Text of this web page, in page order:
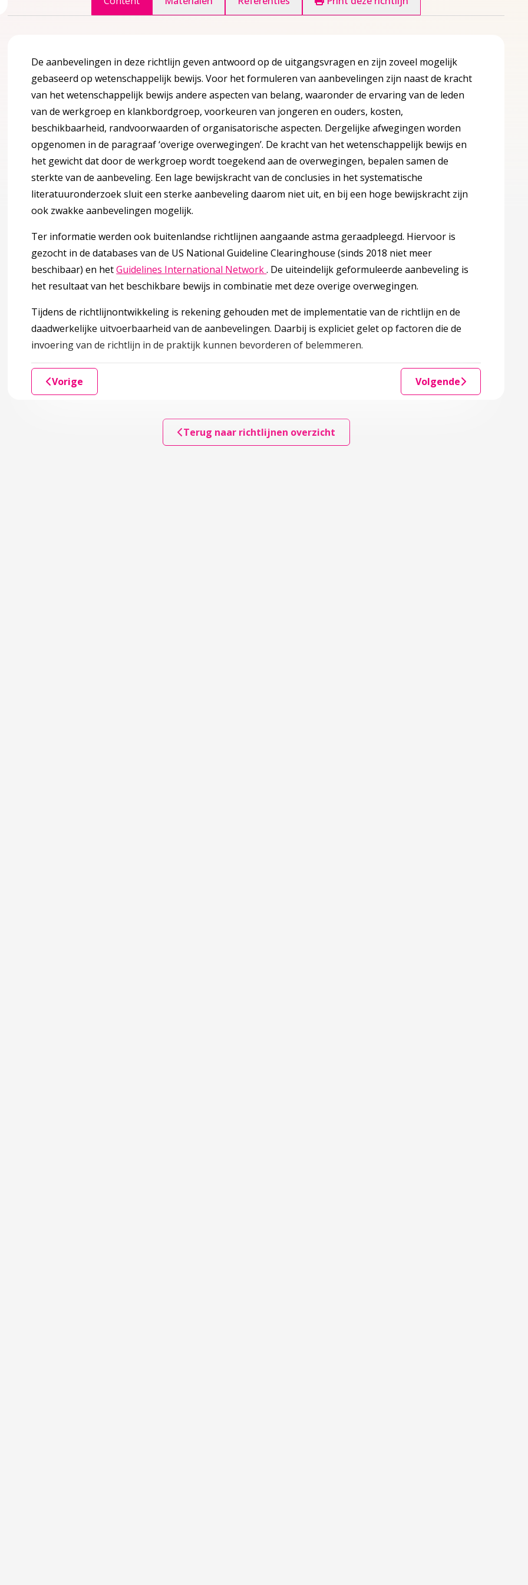
over 2 Achtergrondinformatie
en gasfornuizen
over 3 Preventie
en verwijzen
over 4 Signaleren en verwijzen
onderzoek
Begeleiden en behandelen
over 5 Begeleiden en behandelen
bij prikkelbare luchtwegen/astma
professionals
over 6 Samenwerken
over 7 Totstandkoming
over 8 Verantwoording
De aanbevelingen in deze richtlijn geven antwoord op de uitgangsvragen en zijn zoveel mogelijk
gebaseerd op wetenschappelijk bewijs. Voor het formuleren van aanbevelingen zijn naast de kracht
van het wetenschappelijk bewijs andere aspecten van belang, waaronder de ervaring van de leden
van de werkgroep en klankbordgroep, voorkeuren van jongeren en ouders, kosten,
beschikbaarheid, randvoorwaarden of organisatorische aspecten. Dergelijke afwegingen worden
opgenomen in de paragraaf ‘overige overwegingen’. De kracht van het wetenschappelijk bewijs en
het gewicht dat door de werkgroep wordt toegekend aan de overwegingen, bepalen samen de
sterkte van de aanbeveling. Een lage bewijskracht van de conclusies in het systematische
literatuuronderzoek sluit een sterke aanbeveling daarom niet uit, en bij een hoge bewijskracht zijn
ook zwakke aanbevelingen mogelijk.
Ter informatie werden ook buitenlandse richtlijnen aangaande astma geraadpleegd. Hiervoor is
gezocht in de databases van de US National Guideline Clearinghouse (sinds 2018 niet meer
beschibaar) en hetGuidelines International NetworkDeze linkt opent in een nieuw tabblad
. De uiteindelijk geformuleerde aanbeveling is
het resultaat van het beschikbare bewijs in combinatie met deze overige overwegingen.
Tijdens de richtlijnontwikkeling is rekening gehouden met de implementatie van de richtlijn en de
daadwerkelijke uitvoerbaarheid van de aanbevelingen. Daarbij is expliciet gelet op factoren die de
invoering van de richtlijn in de praktijk kunnen bevorderen of belemmeren.
Vorige Volgende
Terug naar richtlijnen overzicht